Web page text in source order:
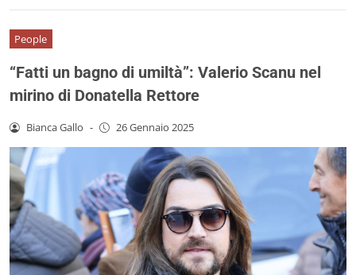
People
“Fatti un bagno di umiltà”: Valerio Scanu nel
mirino di Donatella Rettore
Bianca Gallo - 26 Gennaio 2025